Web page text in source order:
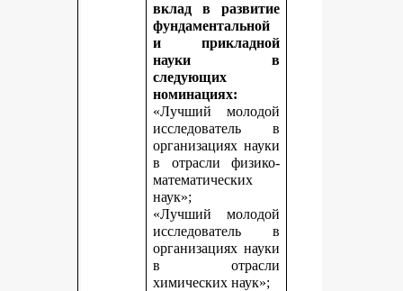
вклад в развитие
фундаментальной
и прикладной
науки в
следующих
номинациях:
«Лучший молодой
исследователь в
организациях науки
в отрасли физико-
математических
наук»;
«Лучший молодой
исследователь в
организациях науки
в отрасли
химических наук»;